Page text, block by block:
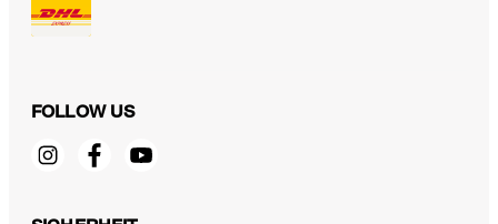
FOLLOW US